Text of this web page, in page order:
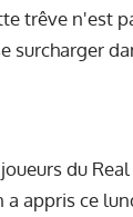
trêve n'est
du
appris ce